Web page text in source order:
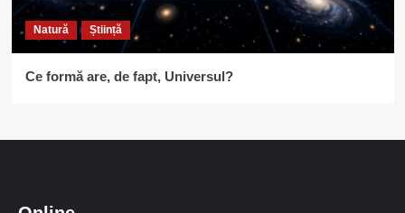
Natură Știință
Ce formă are, de fapt, Universul?